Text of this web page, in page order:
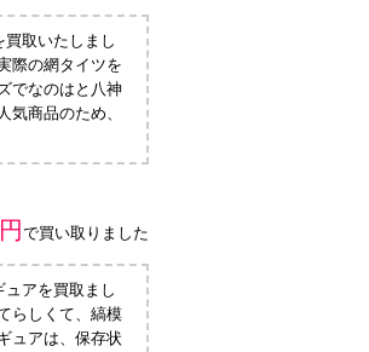
取いたしまし
際の網タイツを
でなのはと八神
商品のため、
で買い取りました
ュアを買取まし
らしくて、縞模
ュアは、保存状